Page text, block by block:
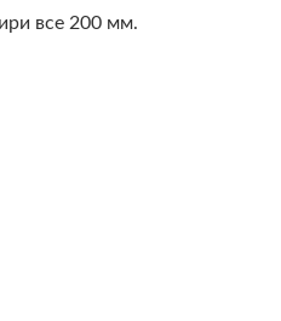
все 200 мм.